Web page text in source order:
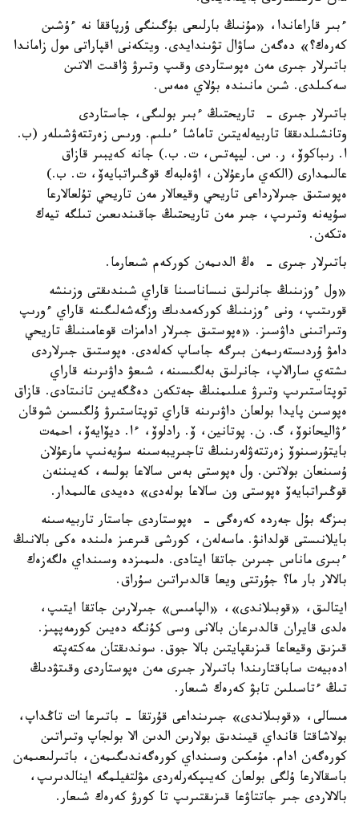
ءبىر قاراعاندا، «مۇنىڭ بارلىعى بۇگىنگى ۇرپاققا نە ءۇشىن
كەرەك؟» دەگەن ساۋال تۋىندايدى. ويتكەنى اقپاراتى مول زاماندا
باتىرلار جىرى مەن ەپوستاردى وقىپ وتىرۋ ۋاقىت الاتىن
سەكىلدى. شىن مانىندە بۇلاي ەمەس.
باتىرلار جىرى - تاريحتىڭ ءبىر بولىگى، جاستاردى
وتانشىلدىققا تاربيەلەيتىن تاماشا ءىلىم. ورىس زەرتتەۋشىلەر (ب.
ا. رىباكوۆ، ر. س. ليپەتس، ت. ب.) جانە كەيبىر قازاق
عالىمدارى (الكەي مارعۇلان، اۋەلبەك قوڭىراتبايەۆ، ت. ب.)
ەپوستىق جىرلارداعى تاريحي وقيعالار مەن تاريحي تۇلعالارعا
سۇيەنە وتىرىپ، جىر مەن تاريحتىڭ جاقىندىعىن تىلگە تيەك
ەتكەن.
باتىرلار جىرى - ەڭ الدىمەن كوركەم شىعارما.
«ول ءوزىنىڭ جانرلىق نىساناسىنا قاراي شىندىقتى وزىنشە
قورىتىپ، ونى ءوزىنىڭ كوركەمدىك وزگەشەلىگىنە قاراي ءورىپ
وتىراتىنى داۋسىز. «ەپوستىق جىرلار ادامزات قوعامىنىڭ تاريحي
دامۋ ۇردىستەرىمەن بىرگە جاساپ كەلەدى. ەپوستىق جىرلاردى
ىشتەي سارالاپ، جانرلىق بەلگىسىنە، شىعۋ داۋىرىنە قاراي
توپتاستىرىپ وتىرۋ عىلىمنىڭ جەتكەن دەڭگەيىن تانىتادى. قازاق
ەپوسىن پايدا بولعان داۋىرىنە قاراي توپتاستىرۋ ۇلگىسىن شوقان
ءۋاليحانوۆ، گ. ن. پوتانين، ۆ. رادلوۆ، ءا. ديۆايەۆ، احمەت
بايتۇرسىنوۆ زەرتتەۋلەرىنىڭ تاجىريبەسىنە سۇيەنىپ مارعۇلان
ۇسىنعان بولاتىن. ول ەپوستى بەس سالاعا بولسە، كەيىننەن
قوڭىراتبايەۆ ەپوستى ون سالاعا بولەدى» دەيدى عالىمدار.
بىزگە بۇل جەردە كەرەگى - ەپوستاردى جاستار تاربيەسىنە
بايلانىستى قولدانۋ. ماسەلەن، كورشى قىرعىز ەلىندە ەكى بالانىڭ
ءبىرى ماناس جىرىن جاتقا ايتادى. ەلىمىزدە وسىنداي ەلگەزەك
بالالار بار ما؟ جۇرتتى ويعا قالدىراتىن سۇراق.
ايتالىق، «قوبىلاندى»، «الپامىس» جىرلارىن جاتقا ايتىپ،
ەلدى قايران قالدىرعان بالانى وسى كۇنگە دەيىن كورمەپپىز.
قىزىق وقيعاعا قىزىقپايتىن بالا جوق. سوندىقتان مەكتەپتە
ادەبيەت ساباقتارىندا باتىرلار جىرى مەن ەپوستاردى وقىتۋدىڭ
تىڭ ءتاسىلىن تابۋ كەرەك شىعار.
مىسالى، «قوبىلاندى» جىرىنداعى قۇرتقا - باتىرعا ات تاڭداپ،
بولاشاقتا قانداي قيىندىق بولارىن الدىن الا بولجاپ وتىراتىن
كورەگەن ادام. مۇمكىن وسىنداي كورەگەندىگىمەن، باتىرلىعىمەن
باسقالارعا ۇلگى بولعان كەيىپكەرلەردى مۋلتفيلمگە اينالدىرىپ،
بالالاردى جىر جاتتاۋعا قىزىقتىرىپ تا كورۋ كەرەك شىعار.